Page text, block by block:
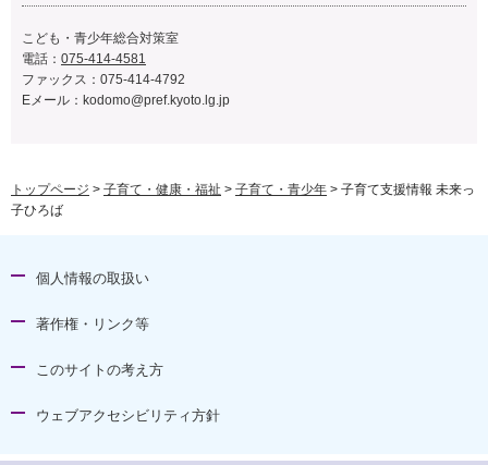
こども・青少年総合対策室
電話： 075-414-4581
ファックス：075-414-4792
Eメール： kodomo@pref.kyoto.lg.jp
トップページ > 子育て・健康・福祉 > 子育て・青少年 > 子育て支援情報 未来っ
子ひろば
個人情報の取扱い
著作権・リンク等
このサイトの考え方
ウェブアクセシビリティ方針